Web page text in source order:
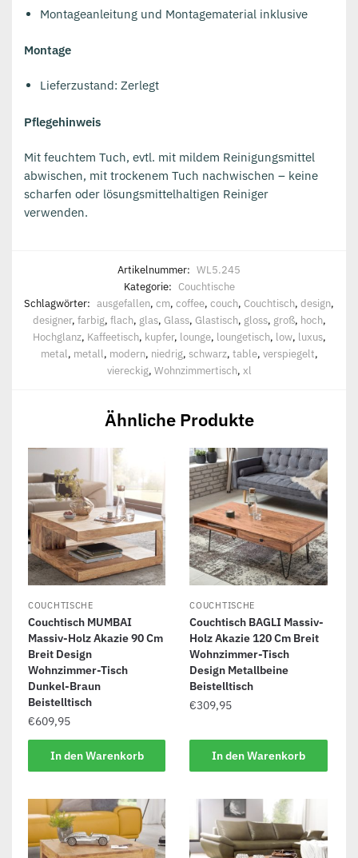
Montageanleitung und Montagematerial inklusive
Montage
Lieferzustand: Zerlegt
Pflegehinweis
Mit feuchtem Tuch, evtl. mit mildem Reinigungsmittel
abwischen, mit trockenem Tuch nachwischen – keine
scharfen oder lösungsmittelhaltigen Reiniger
verwenden.
Artikelnummer: WL5.245
Kategorie: Couchtische
Schlagwörter: ausgefallen, cm, coffee, couch, Couchtisch, design,
designer, farbig, flach, glas, Glass, Glastisch, gloss, groß, hoch,
Hochglanz, Kaffeetisch, kupfer, lounge, loungetisch, low, luxus,
metal, metall, modern, niedrig, schwarz, table, verspiegelt,
viereckig, Wohnzimmertisch, xl
Ähnliche Produkte
COUCHTISCHE
Couchtisch MUMBAI
Massiv-Holz Akazie 90 Cm
Breit Design
Wohnzimmer-Tisch
Dunkel-Braun
Beistelltisch
€609,95
In den Warenkorb
COUCHTISCHE
Couchtisch BAGLI Massiv-
Holz Akazie 120 Cm Breit
Wohnzimmer-Tisch
Design Metallbeine
Beistelltisch
€309,95
In den Warenkorb